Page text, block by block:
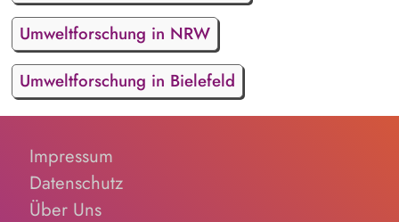
Umweltforschung in NRW
Umweltforschung in Bielefeld
Impressum
Datenschutz
Über Uns